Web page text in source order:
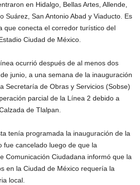
en Hidalgo, Bellas Artes, Allende,
Suárez, San Antonio Abad y Viaducto. Es
que conecta el corredor turístico del
Ciudad de México.
ocurrió después de al menos dos
junio, a una semana de la inauguración
Secretaría de Obras y Servicios (Sobse)
parcial de la Línea 2 debido a
de Tlalpan.
tenía programada la inauguración de la
fue cancelado luego de que la
Comunicación Ciudadana informó que la
en la Ciudad de México requería la
local.